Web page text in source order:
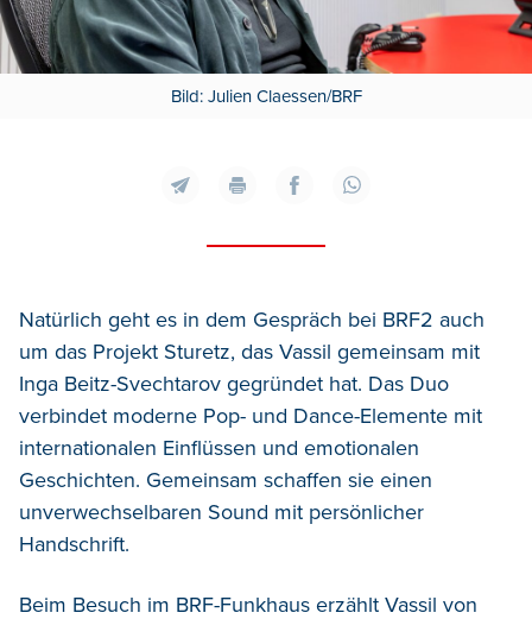
Bild: Julien Claessen/BRF
Natürlich geht es in dem Gespräch bei BRF2 auch
um das Projekt Sturetz, das Vassil gemeinsam mit
Inga Beitz-Svechtarov gegründet hat. Das Duo
verbindet moderne Pop- und Dance-Elemente mit
internationalen Einflüssen und emotionalen
Geschichten. Gemeinsam schaffen sie einen
unverwechselbaren Sound mit persönlicher
Handschrift.
Beim Besuch im BRF-Funkhaus erzählt Vassil von